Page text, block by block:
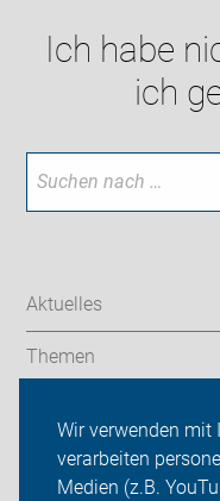
Wir verwenden mit
verarbeiten
Medien (z.B.
Ich habe
ich
Aktuelles
Themen
Über uns